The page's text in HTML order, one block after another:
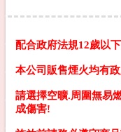
配合政府法規12歲以
本公司販售煙火均有
請選擇空曠.周圍無易
成傷害!